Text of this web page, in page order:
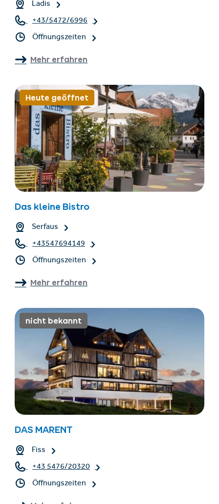
Ladis
+43/5472/6996
Öffnungszeiten
Mehr erfahren
Heute geöffnet
Das kleine Bistro
Serfaus
+43547694149
Öffnungszeiten
Mehr erfahren
nicht bekannt
DAS MARENT
Fiss
+43 5476/20320
Öffnungszeiten